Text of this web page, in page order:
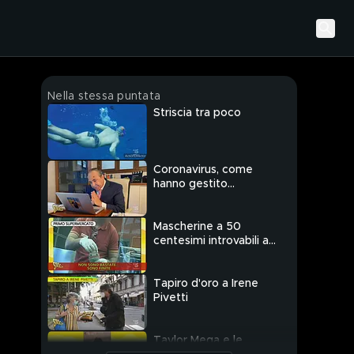
Nella stessa puntata
Striscia tra poco
Coronavirus, come
hanno gestito
Mascherine a 50
centesimi introvabili a
Tapiro d'oro a Irene
Pivetti
Taylor Mega e le